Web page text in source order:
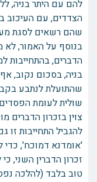
להם עם היתר בניה,
הצדדים, עם העיכוב
שהם רשאים לסגת
בנוסף על האמור, לא
הדברים, בהתחייבות
בניה, בסכום נקוב,
שהתועלת לנתבע
שולית לעומת
צוין בזכרון הדברים
להגביל התחייבות זו
'אומדנא דמוכח',
זכרון הדברין השני,
טוב בלבד (להלכה